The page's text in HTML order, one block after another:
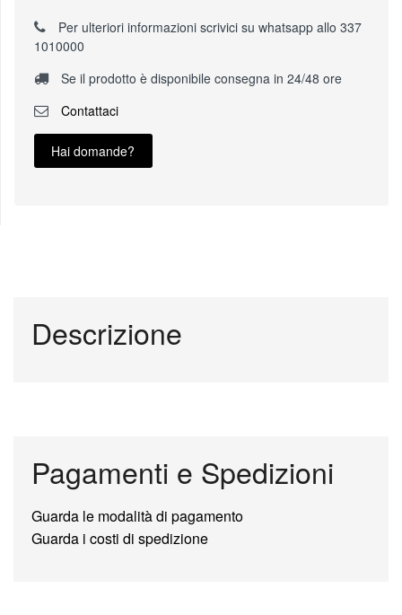
Per ulteriori informazioni scrivici su whatsapp allo 337
1010000
Se il prodotto è disponibile consegna in 24/48 ore
Contattaci
Hai domande?
Descrizione
Pagamenti e Spedizioni
Guarda le modalità di pagamento
Guarda i costi di spedizione